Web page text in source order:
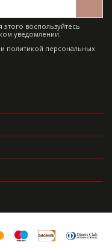
воспользуйтесь
уведомлении.
политикой персональных